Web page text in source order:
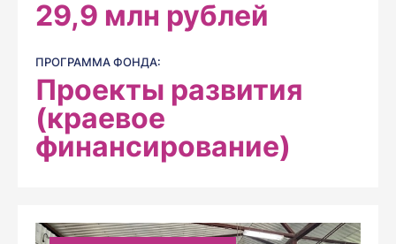
29,9 млн рублей
ПРОГРАММА ФОНДА:
Проекты развития
(краевое
финансирование)